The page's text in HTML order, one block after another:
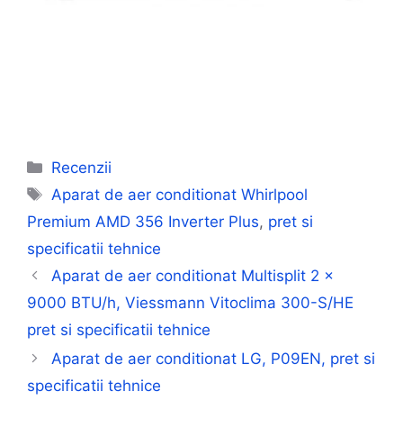
Categorii
Recenzii
Etichete
Aparat de aer conditionat Whirlpool
Premium AMD 356 Inverter Plus, pret si
specificatii tehnice
Aparat de aer conditionat Multisplit 2 x
9000 BTU/h, Viessmann Vitoclima 300-S/HE
pret si specificatii tehnice
Aparat de aer conditionat LG, P09EN, pret si
specificatii tehnice